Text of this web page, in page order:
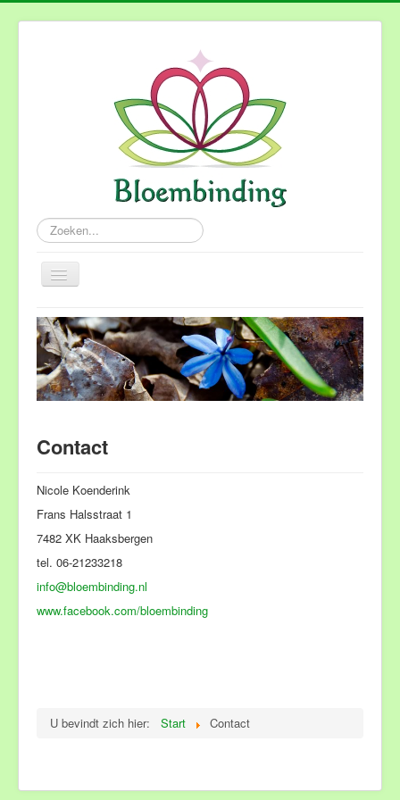
Zoeken...
Schakelen
navigatie
Home
Wie ben ik
Rouwbloemwerk
Portfolio
Contact
Nicole Koenderink
Frans Halsstraat 1
7482 XK Haaksbergen
tel. 06-21233218
info@bloembinding.nl
www.facebook.com/bloembinding
U bevindt zich hier: Start Contact